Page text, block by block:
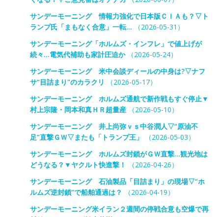
サンデーモーニング 情報力強化で日本版ＣＩＡも？▽ト
ランプ氏「まもなく合意」一転… （2026-05-31）
サンデーモーニング「ホルムズ・インフレ」で値上げが
続々…電気代補助も家計圧迫か（2026-05-24）
サンデーモーニング 米中会談ディールの中身は?▽ナフ
サ“目詰まり"のカラクリ
（2026-05-17）
サンデーモーニング ホルムズ通航で新作戦もすぐ停止▼
村上宗隆・岡本和真ＨＲ超量産（2026-05-10）
サンデーモーニング 井上尚弥ｖｓ中谷潤人▽“原油不
足”直撃ＧＷ▽またも「トランプ王」
（2026-05-03）
サンデーモーニング ホルムズ封鎖がＧＷ直撃…観光地は
どうなる？▼ヤクルト快進撃！
（2026-04-26）
サンデーモーニング 石油製品「目詰まり」の現場▽“ホ
ルムズ逆封鎖”で船舶通過は？
（2026-04-19）
サンデーモーニング米イラン２週間の停戦合意も空爆で再